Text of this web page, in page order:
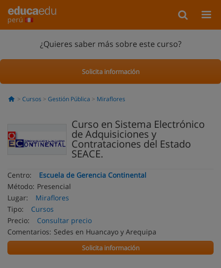
perú
¿Quieres saber más sobre este curso?
Solicita información
Cursos Gestión Pública Miraflores
Curso en Sistema Electrónico
de Adquisiciones y
Contrataciones del Estado
SEACE.
Centro:
Escuela de Gerencia Continental
Método: Presencial
Lugar:
Miraflores
Tipo:
Cursos
Precio:
Consultar precio
Comentarios: Sedes en Huancayo y Arequipa
Solicita información